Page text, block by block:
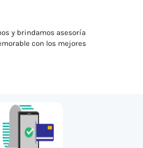
y brindamos asesoría
con los mejores